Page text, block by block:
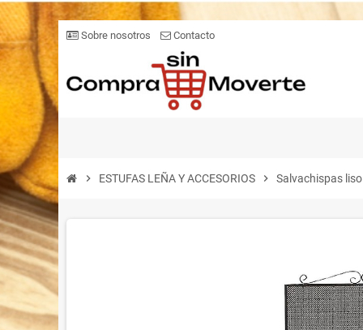
Sobre nosotros Contacto
chevron_right ESTUFAS LEÑA Y ACCESORIOS chevron_right Salvachispas